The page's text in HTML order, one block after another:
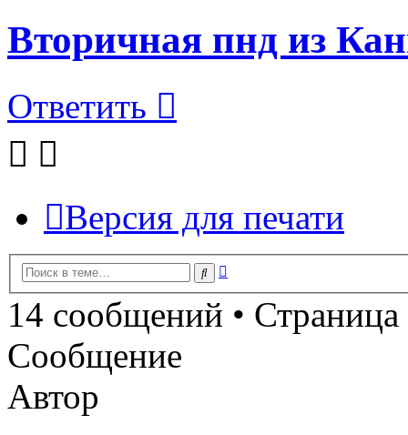
Вторичная пнд из
Ответить
Версия для печати
Поиск
14 сообщений • Страница
Сообщение
Автор